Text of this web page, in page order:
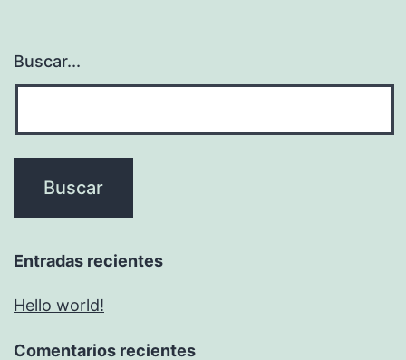
Buscar...
Entradas recientes
Hello world!
Comentarios recientes